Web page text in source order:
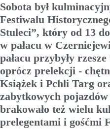
Sobota był
Festiwalu
Stuleci”, który od 13
w pałacu w
pałacu przybyły
oprócz prelekcji -
Książek i Pchli Targ
zabytkowych
brakowało też wielu
prelegentami i gośćmi